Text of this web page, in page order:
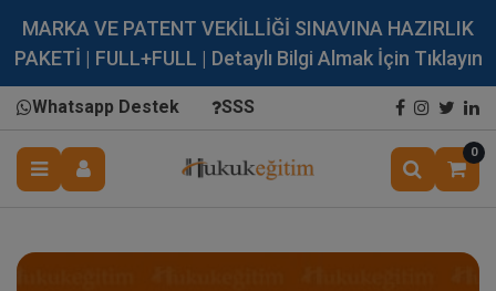
MARKA VE PATENT VEKİLLİĞİ SINAVINA HAZIRLIK
PAKETİ | FULL+FULL | Detaylı Bilgi Almak İçin Tıklayın
Whatsapp Destek SSS
0